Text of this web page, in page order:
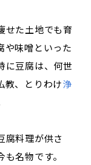
せた土地でも育
や味噌といった
に豆腐は、何世
教、とりわけ浄
腐料理が供さ
も名物です。